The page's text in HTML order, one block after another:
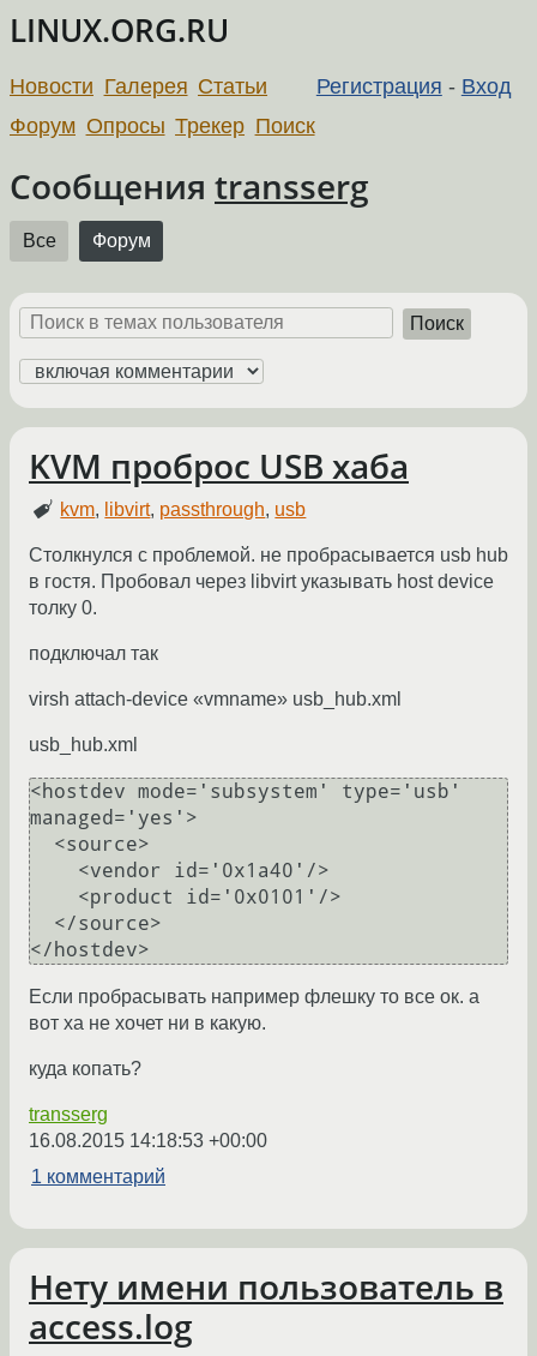
LINUX.ORG.RU
Регистрация - Вход
Новости Галерея Статьи
Форум Опросы Трекер Поиск
Сообщения transserg
Все Форум
Поиск
KVM проброс USB хаба
kvm, libvirt, passthrough, usb
Столкнулся с проблемой. не пробрасывается usb hub
в гостя. Пробовал через libvirt указывать host device
толку 0.
подключал так
virsh attach-device «vmname» usb_hub.xml
usb_hub.xml
<hostdev mode='subsystem' type='usb'
managed='yes'>
Если пробрасывать например флешку то все ок. а
вот ха не хочет ни в какую.
куда копать?
transserg
16.08.2015 14:18:53 +00:00
1 комментарий
Нету имени пользователь в
access.log